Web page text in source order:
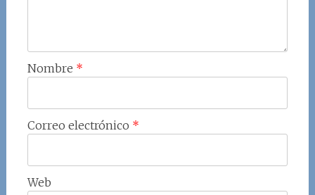
Nombre *
Correo electrónico *
Web